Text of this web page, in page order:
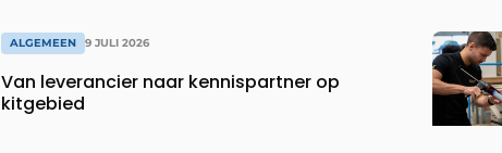
ALGEMEEN 9 JULI 2026
Van leverancier naar kennispartner op
kitgebied